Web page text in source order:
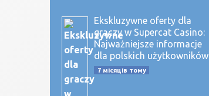
Ekskluzywne oferty dla
graczy w Supercat Casino:
Najważniejsze informacje
dla polskich użytkowników
7 місяців тому